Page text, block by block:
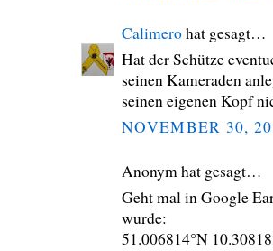
Calimerohat gesagt…
Hat der Schütze
seinen Kameraden
seinen eigenen Kopf
NOVEMBER 30,
Anonym hat gesagt…
Geht mal in Google
wurde:
51.006814°N